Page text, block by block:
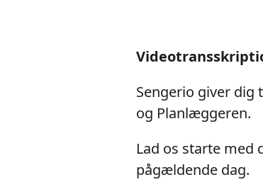
Sengerio giver
og Planlæggeren.
Lad os starte med
pågældende dag.